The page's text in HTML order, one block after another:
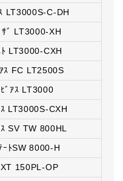
LT3000S-C-DH
ｻﾞ LT3000-XH
LT3000-CXH
ｽ FC LT2500S
ﾞｱｽ LT3000
LT3000S-CXH
SV TW 800HL
ｰﾄSW 8000-H
150PL-OP